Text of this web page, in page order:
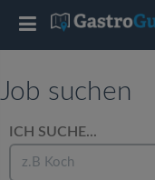
Job suchen
ICH SUCHE...
T
g